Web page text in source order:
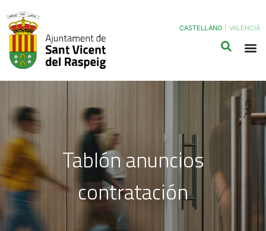
CASTELLANO VALENCIÀ
Tablón anuncios
contratación